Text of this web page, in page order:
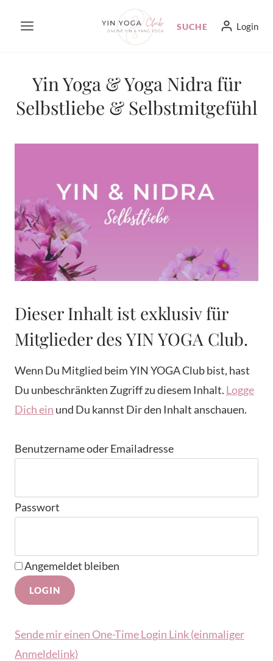
Inhalt
SUCHE Login
Yin Yoga & Yoga Nidra für
Selbstliebe & Selbstmitgefühl
Dieser Inhalt ist exklusiv für
Mitglieder des YIN YOGA Club.
Wenn Du Mitglied beim YIN YOGA Club bist, hast
Du unbeschränkten Zugriff zu diesem Inhalt. Logge
Dich ein und Du kannst Dir den Inhalt anschauen.
Benutzername oder Emailadresse
Passwort
Angemeldet bleiben
Sende mir einen One-Time Login Link (einmaliger
Anmeldelink)